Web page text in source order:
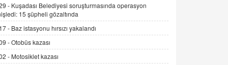
9.12.2025 10:11
İNCİ GÜL AKÖL
Trump Keşke Adana'yı da Ziyaret Etse...
06.07.2026 13:00
- Kuşadası Belediyesi soruşturmasında operasyon
15 şüpheli gözaltında
- Baz istasyonu hırsızı yakalandı
-Otobüs kazası
- Motosiklet kazası